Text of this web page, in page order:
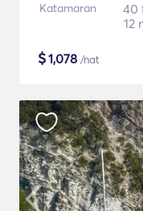
Katamaran
40
12
$1,078 /nat